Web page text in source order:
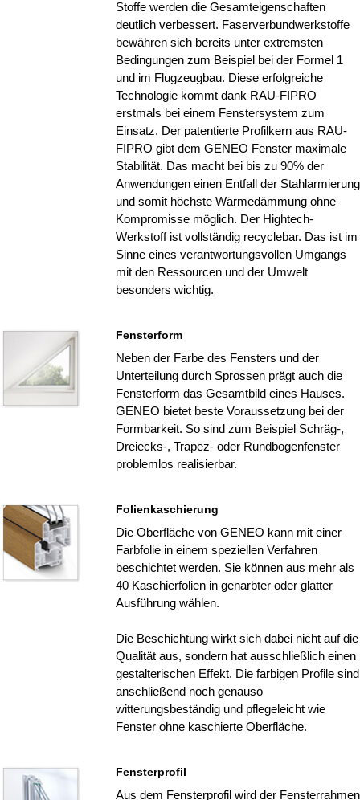
Stoffe werden die Gesamteigenschaften
deutlich verbessert. Faserverbundwerkstoffe
bewähren sich bereits unter extremsten
Bedingungen zum Beispiel bei der Formel 1
und im Flugzeugbau. Diese erfolgreiche
Technologie kommt dank RAU-FIPRO
erstmals bei einem Fenstersystem zum
Einsatz. Der patentierte Profilkern aus RAU-
FIPRO gibt dem GENEO Fenster maximale
Stabilität. Das macht bei bis zu 90% der
Anwendungen einen Entfall der Stahlarmierung
und somit höchste Wärmedämmung ohne
Kompromisse möglich. Der Hightech-
Werkstoff ist vollständig recyclebar. Das ist im
Sinne eines verantwortungsvollen Umgangs
mit den Ressourcen und der Umwelt
besonders wichtig.
Fensterform
Neben der Farbe des Fensters und der
Unterteilung durch Sprossen prägt auch die
Fensterform das Gesamtbild eines Hauses.
GENEO bietet beste Voraussetzung bei der
Formbarkeit. So sind zum Beispiel Schräg-,
Dreiecks-, Trapez- oder Rundbogenfenster
problemlos realisierbar.
Folienkaschierung
Die Oberfläche von GENEO kann mit einer
Farbfolie in einem speziellen Verfahren
beschichtet werden. Sie können aus mehr als
40 Kaschierfolien in genarbter oder glatter
Ausführung wählen.
Die Beschichtung wirkt sich dabei nicht auf die
Qualität aus, sondern hat ausschließlich einen
gestalterischen Effekt. Die farbigen Profile sind
anschließend noch genauso
witterungsbeständig und pflegeleicht wie
Fenster ohne kaschierte Oberfläche.
Fensterprofil
Aus dem Fensterprofil wird der Fensterrahmen